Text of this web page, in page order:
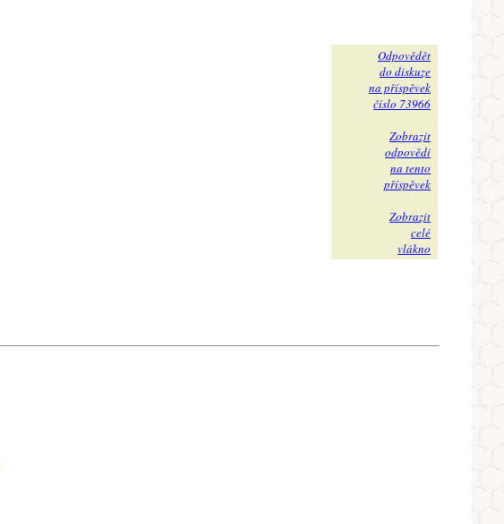
Odpovědět
do diskuze
na příspěvek
číslo 73966
Zobrazit
odpovědi
na tento
příspěvek
Zobrazit
celé
vlákno